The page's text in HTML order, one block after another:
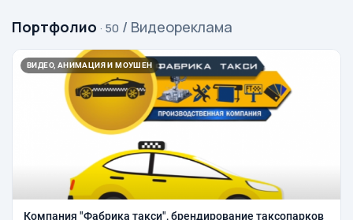
Портфолио · 50 / Видеореклама
ВИДЕО, АНИМАЦИЯ И МОУШЕН
Компания "Фабрика такси", брендирование таксопарков